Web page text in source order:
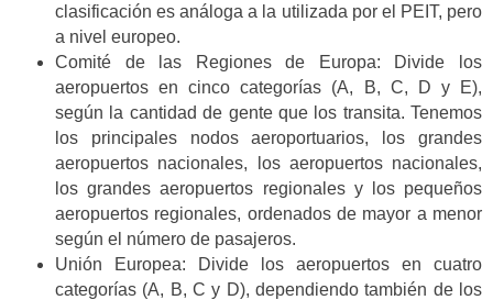
clasificación es análoga a la utilizada por el PEIT, pero
a nivel europeo.
Comité de las Regiones de Europa: Divide los
aeropuertos en cinco categorías (A, B, C, D y E),
según la cantidad de gente que los transita. Tenemos
los principales nodos aeroportuarios, los grandes
aeropuertos nacionales, los aeropuertos nacionales,
los grandes aeropuertos regionales y los pequeños
aeropuertos regionales, ordenados de mayor a menor
según el número de pasajeros.
Unión Europea: Divide los aeropuertos en cuatro
categorías (A, B, C y D), dependiendo también de los